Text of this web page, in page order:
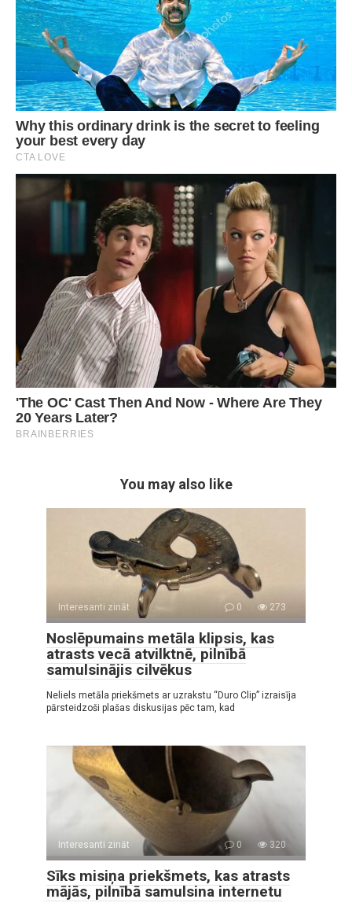
You may also like
Interesanti zināt 0 273
Noslēpumains metāla klipsis, kas
atrasts vecā atvilktnē, pilnībā
samulsinājis cilvēkus
Neliels metāla priekšmets ar uzrakstu “Duro Clip” izraisīja
pārsteidzoši plašas diskusijas pēc tam, kad
Interesanti zināt 0 320
Sīks misiņa priekšmets, kas atrasts
mājās, pilnībā samulsina internetu